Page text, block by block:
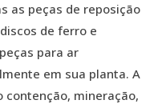
as peças de reposição
de ferro e
para ar
em sua planta. A
contenção, mineração,